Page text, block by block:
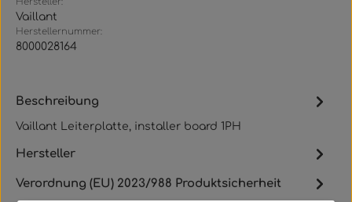
Hersteller:
Vaillant
Herstellernummer:
8000028164
Beschreibung
Vaillant Leiterplatte, installer board 1PH
Hersteller
Verordnung (EU) 2023/988 Produktsicherheit